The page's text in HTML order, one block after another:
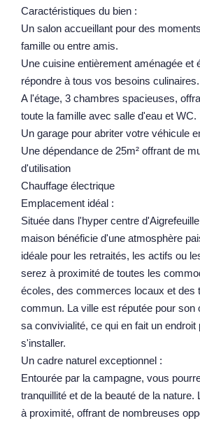
Caractéristiques du bien :
Un salon accueillant pour des
famille ou entre amis.
Une cuisine entièrement aménagée et
répondre à tous vos besoins culinaires.
A l'étage, 3 chambres spacieuses,
toute la famille avec salle d'eau et WC.
Un garage pour abriter votre véhicule
Une dépendance de 25m² offrant de
d'utilisation
Chauffage électrique
Emplacement idéal :
Située dans l'hyper centre
maison bénéficie d'une atmosphère
idéale pour les retraités, les actifs ou
serez à proximité de toutes les
écoles, des commerces locaux et des
commun. La ville est réputée pour son
sa convivialité, ce qui en fait un endroit
s'installer.
Un cadre naturel exceptionnel :
Entourée par la campagne, vous
tranquillité et de la beauté de la nature.
à proximité, offrant de nombreuses